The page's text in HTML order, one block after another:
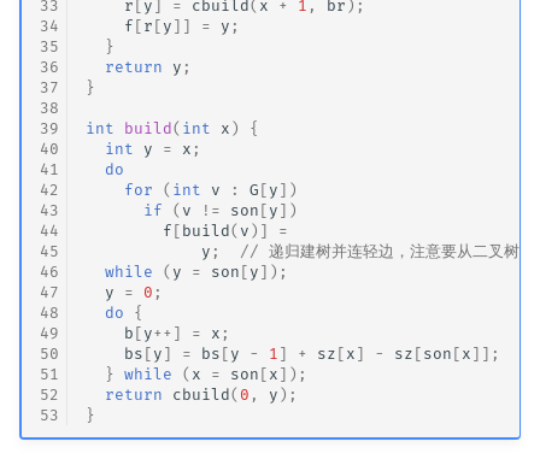
33
34
35
36
37
38
39
40
41
42
43
44
45
46
47
48
49
50
51
52
53
r [ y ] = cbuild( x + 1 , br );
f [ r [ y ]] = y ;
}
return
y ;
}
int build( int x )
{
int
y = x ;
do
for
( int v : G [ y ])
if
( v != son [ y ])
f [ build( v )]
=
y ;
// 递归建树并连轻边，注意要从二叉树的
while
( y = son [ y ]);
y
= 0 ;
do
{
b [ y++ ] = x ;
bs [ y ] = bs [ y - 1 ] + sz [ x ] - sz [ son [ x ]];
}
while ( x = son [ x ]);
return
cbuild( 0 , y );
}